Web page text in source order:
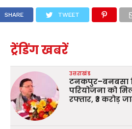
SHARE TWEET
ट्रेंडिंग खबरें
उत्तराखंड
टनकपुर–बनबसा
परियोजना को
रफ्तार, ₹3 करोड़